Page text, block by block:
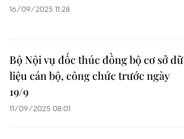
16/09/2025 11:28
Bộ Nội vụ đốc thúc đồng bộ cơ sở dữ
liệu cán bộ, công chức trước ngày
19/9
11/09/2025 08:01